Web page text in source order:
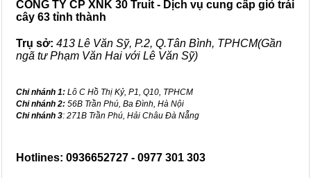
CÔNG TY CP XNK 30 Truit - Dịch vụ cung cấp giỏ trái
cây 63 tỉnh thành
Trụ sở: 413 Lê Văn Sỹ, P.2, Q.Tân Bình, TPHCM(Gần
ngã tư Phạm Văn Hai với Lê Văn Sỹ)
Chi nhánh 1: Lô C Hồ Thị Kỷ, P1, Q10, TPHCM
Chi nhánh 2: 56B Trần Phú, Ba Đình, Hà Nội
Chi nhánh 3: 271B Trần Phú, Hải Châu Đà Nẵng
Hotlines: 0936652727 - 0977 301 303